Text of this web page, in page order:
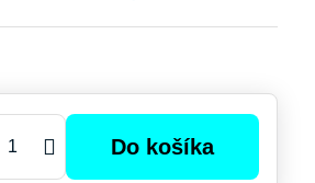
Do košíka